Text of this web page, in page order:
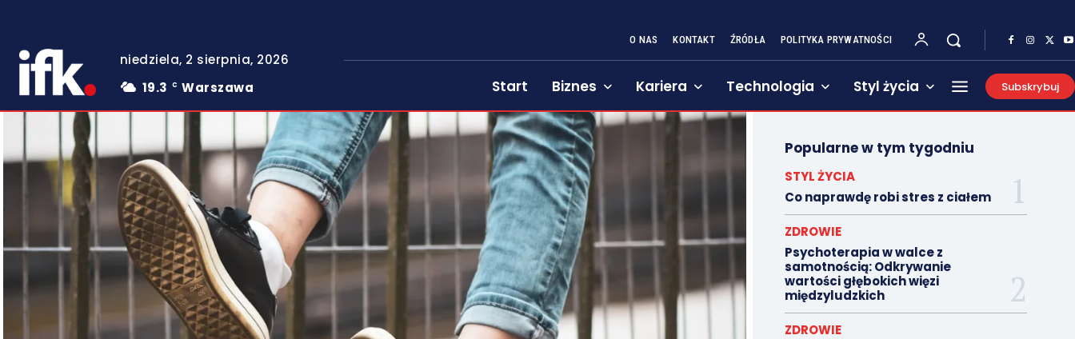
niedziela, 2 sierpnia, 2026
19.3
C Warszawa
O NAS KONTAKT ŹRÓDŁA POLITYKA PRYWATNOŚCI
Start Biznes Kariera Technologia Styl życia Subskrybuj
Popularne w tym tygodniu
STYL ŻYCIA
Co naprawdę robi stres z ciałem
ZDROWIE
Psychoterapia w walce z
samotnością: Odkrywanie
wartości głębokich więzi
międzyludzkich
ZDROWIE